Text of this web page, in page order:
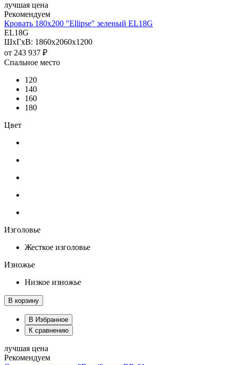
лучшая цена
Рекомендуем
Кровать 180х200 "Ellipse" зеленый EL18G
EL18G
ШхГхВ: 1860х2060х1200
от 243 937 ₽
Спальное место
120
140
160
180
Цвет
Изголовье
Жесткое изголовье
Изножье
Низкое изножье
В корзину
В Избранное
К сравнению
лучшая цена
Рекомендуем